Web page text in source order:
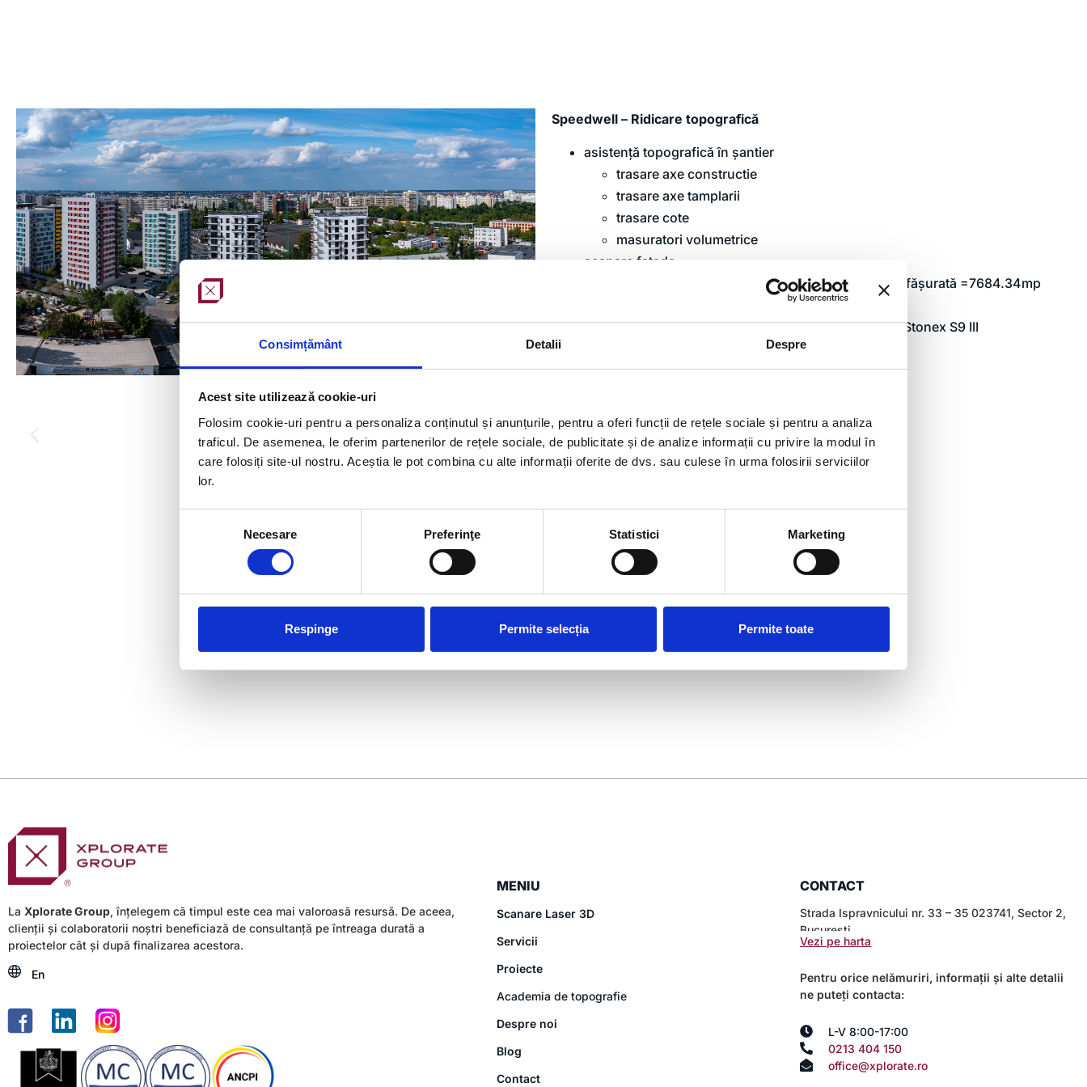
Consimțământ Detalii Despre
Acest site utilizează cookie-uri
Folosim cookie-uri pentru a personaliza conținutul și anunțurile, pentru a oferi funcții de rețele sociale și pentru a analiza
traficul. De asemenea, le oferim partenerilor de rețele sociale, de publicitate și de analize informații cu privire la modul în
care folosiți site-ul nostru. Aceștia le pot combina cu alte informații oferite de dvs. sau culese în urma folosirii serviciilor
lor.
consimțământului
Necesare Preferinţe Statistici Marketing
Respinge Permite selecția Permite toate
Speedwell – Ridicare topografică
asistență topografică în șantier
trasare axe constructie
trasare axe tamplarii
trasare cote
masuratori volumetrice
scanare fațade
apartamentare, 168 unități individuale, suprafața desfășurată =7684.34mp
(5566.8mp suprateran și 2117.54mp subteran).
Aparatură folosită: Trimble S5 Robotic, M3, Trimble TX8, Stonex S9 III
La Xplorate Group, înțelegem că timpul este cea mai valoroasă resursă. De aceea,
clienții și colaboratorii noștri beneficiază de consultanță pe întreaga durată a
proiectelor cât și după finalizarea acestora.
En
MENIU
Scanare Laser 3D
Servicii
Proiecte
Academia de topografie
Despre noi
Blog
Contact
CONTACT
Strada Ispravnicului nr. 33 – 35 023741, Sector 2,
București
Vezi pe harta
Pentru orice nelămuriri, informații și alte detalii
ne puteți contacta:
L-V 8:00-17:00
0213 404 150
office@xplorate.ro